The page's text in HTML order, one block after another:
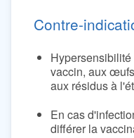
Contre-
vaccin, aux
aux résidus à
En cas
différer la